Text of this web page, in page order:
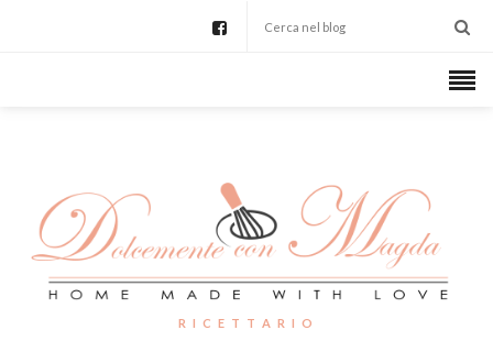
R I C E T T A R I O